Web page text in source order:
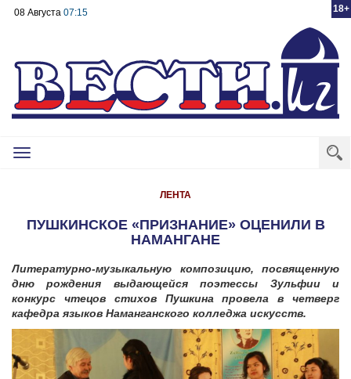
18+
08 Августа 07:15
Toggle
ЛЕНТА
ПУШКИНСКОЕ «ПРИЗНАНИЕ» ОЦЕНИЛИ В
НАМАНГАНЕ
Литературно-музыкальную композицию, посвященную
дню рождения выдающейся поэтессы Зульфии и
конкурс чтецов стихов Пушкина провела в четверг
кафедра языков Наманганского колледжа искусств.